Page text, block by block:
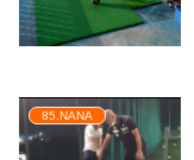
85.NANA